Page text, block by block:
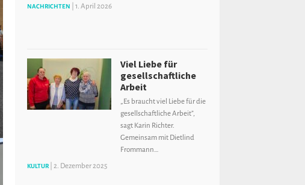
NACHRICHTEN 1. April 2026
Viel Liebe für
gesellschaftliche
Arbeit
„Es braucht viel Liebe für die
gesellschaftliche Arbeit”,
sagt Karin Richter.
Gemeinsam mit Dietlind
Frommann…
KULTUR 2. Dezember 2025